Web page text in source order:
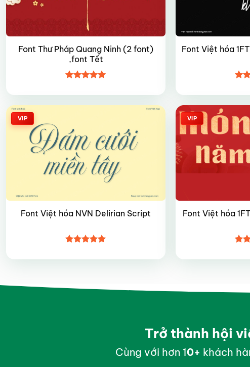
Font Thư Pháp Quang Ninh (2 font)
,font Tết
hạng55
Font Việt hóa
VIP
Font Việt hóa NVN Delirian Script
hạng55
VIP
Font Việt hóa
Trở thành hội
Cùng với hơn 10+khách